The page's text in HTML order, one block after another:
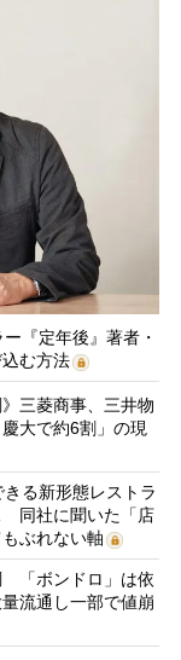
『定年後』著者・
む方法
三菱商事、三井物
大で約6割」の現
る新形態レストラ
同社に聞いた「店
ぶれない軸
「ボンドロ」は依
流通し一部で値崩